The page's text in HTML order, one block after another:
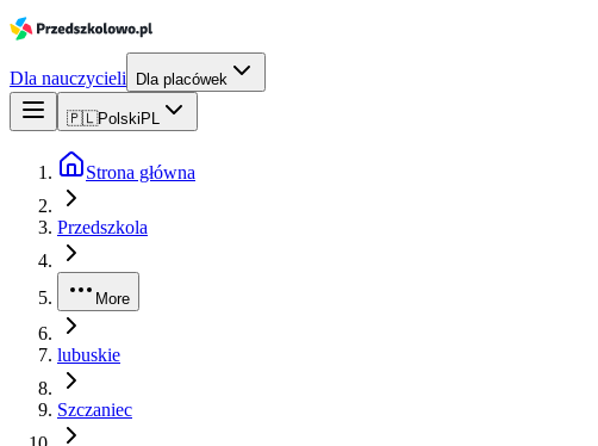
Dla nauczycieli Dla placówek
🇵🇱Polski PL
Strona główna
Przedszkola
More
lubuskie
Szczaniec